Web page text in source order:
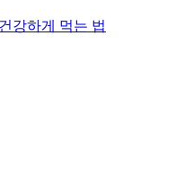
강하게 먹는 법